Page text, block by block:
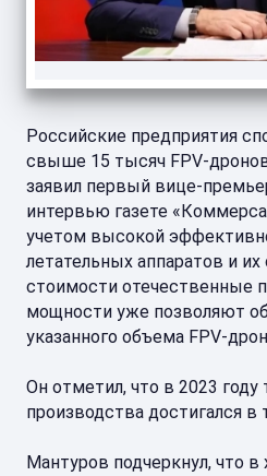
Российские предприятия
свыше 15 тысяч FPV-
заявил первый вице-
интервью газете
учетом высокой
летательных аппаратов и
стоимости отечественные
мощности уже позволяют
указанного объема FPV-
Он отметил, что в 2023 году
производства достигался в
Мантуров подчеркнул, что в